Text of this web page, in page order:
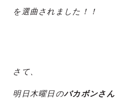
を選曲されました！！
さて、
明日木曜日のバカボンさん